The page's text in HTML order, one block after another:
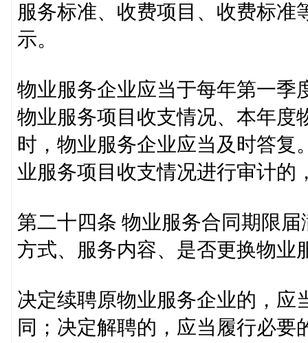
服务标准、收费项目、收费标准
示。
物业服务企业应当于每年第一季
物业服务项目收支情况、本年度
时，物业服务企业应当及时答复
业服务项目收支情况进行审计的
第二十四条 物业服务合同期限
方式、服务内容、是否更换物业
决定续聘原物业服务企业的，应
同；决定解聘的，应当履行必